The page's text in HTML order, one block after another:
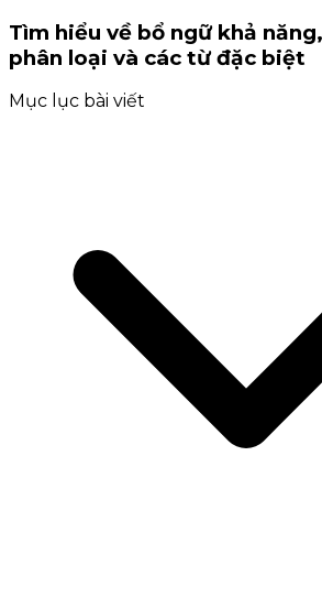
Tìm hiểu về bổ ngữ khả
phân loại và các từ đặc biệt
Mục lục bài viết